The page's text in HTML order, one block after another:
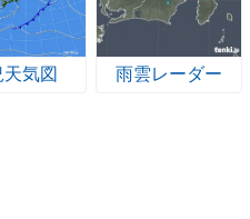
気図 雨雲レーダー